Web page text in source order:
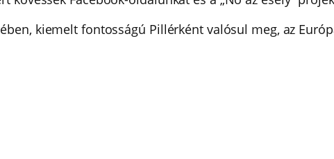
kiemelt fontosságú Pillérként valósul meg, az